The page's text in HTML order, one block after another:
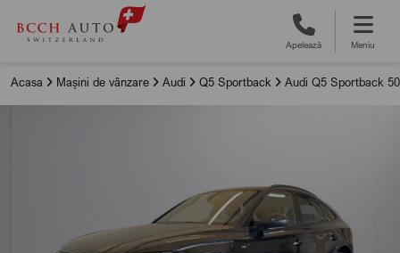
Apelează Meniu
Acasa Mașini de vânzare Audi Q5 Sportback Audi Q5 Sportback